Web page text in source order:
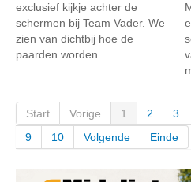
exclusief kijkje achter de
schermen bij Team Vader. We
zien van dichtbij hoe de
paarden worden...
Start Vorige 1 2 3
9
10 Volgende Einde